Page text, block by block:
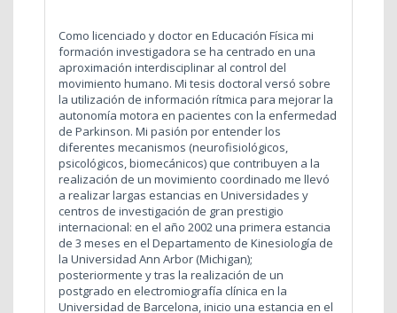
Como licenciado y doctor en Educación Física mi
formación investigadora se ha centrado en una
aproximación interdisciplinar al control del
movimiento humano. Mi tesis doctoral versó sobre
la utilización de información rítmica para mejorar la
autonomía motora en pacientes con la enfermedad
de Parkinson. Mi pasión por entender los
diferentes mecanismos (neurofisiológicos,
psicológicos, biomecánicos) que contribuyen a la
realización de un movimiento coordinado me llevó
a realizar largas estancias en Universidades y
centros de investigación de gran prestigio
internacional: en el año 2002 una primera estancia
de 3 meses en el Departamento de Kinesiología de
la Universidad Ann Arbor (Michigan);
posteriormente y tras la realización de un
postgrado en electromiografía clínica en la
Universidad de Barcelona, inicio una estancia en el